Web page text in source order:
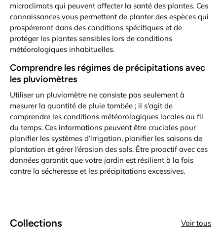
microclimats qui peuvent affecter la santé des plantes. Ces
connaissances vous permettent de planter des espèces qui
prospéreront dans des conditions spécifiques et de
protéger les plantes sensibles lors de conditions
météorologiques inhabituelles.
Comprendre les régimes de précipitations avec
les pluviomètres
Utiliser un pluviomètre ne consiste pas seulement à
mesurer la quantité de pluie tombée ; il s'agit de
comprendre les conditions météorologiques locales au fil
du temps. Ces informations peuvent être cruciales pour
planifier les systèmes d’irrigation, planifier les saisons de
plantation et gérer l’érosion des sols. Être proactif avec ces
données garantit que votre jardin est résilient à la fois
contre la sécheresse et les précipitations excessives.
Collections Voir tous